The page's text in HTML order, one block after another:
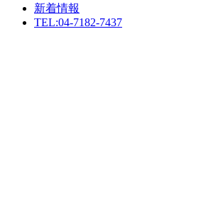
新着情報
TEL:04-7182-7437